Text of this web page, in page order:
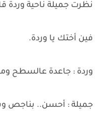
نظرت جميلة ناحية وردة
فين أختك يا وردة.
وردة : جاعدة عالسطح
جميلة : أحسن.. بناجص